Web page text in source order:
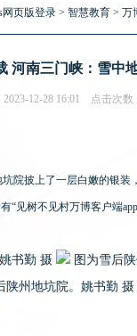
网页版登录 > 智慧教育 > 万
河南三门峡：雪中
2023-12-28 16:01 点击次数
披上了一层白嫩的银装
“见树不见村万博客户端
书勤 摄 图为雪后
陕州地坑院。姚书勤 摄